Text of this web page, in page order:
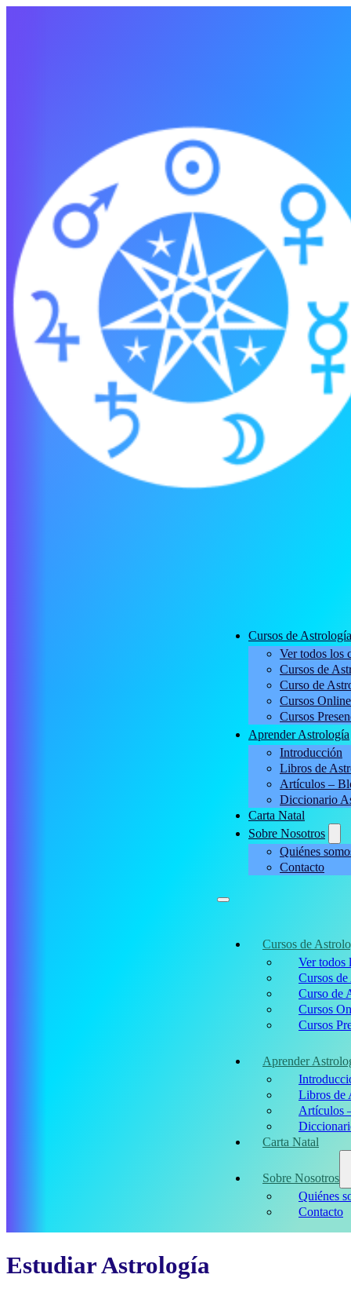
Cursos de Astrología
Ver todos los
Cursos de
Curso de
Cursos Online
Cursos
Aprender Astrología
Introducción
Libros de
Artículos –
Diccionario
Carta Natal
Sobre Nosotros
Quiénes
Contacto
Cursos de
Ver todos
Cursos
Curso de
Cursos
Cursos
Aprender
Libros de
Artículos
Carta Natal
Sobre Nosotros
Quiénes
Contacto
Estudiar Astrología